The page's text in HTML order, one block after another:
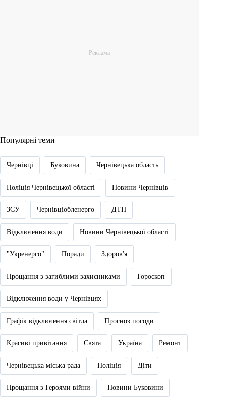
Популярні теми
Чернівці Буковина Чернівецька область
Поліція Чернівецької області Новини Чернівців
ЗСУ Чернівціобленерго ДТП
Відключення води Новини Чернівецької області
"Укренерго" Поради Здоров'я
Прощання з загиблими захисниками Гороскоп
Відключення води у Чернівцях
Графік відключення світла Прогноз погоди
Красиві привітання Свята Україна Ремонт
Чернівецька міська рада Поліція Діти
Прощання з Героями війни Новини Буковини